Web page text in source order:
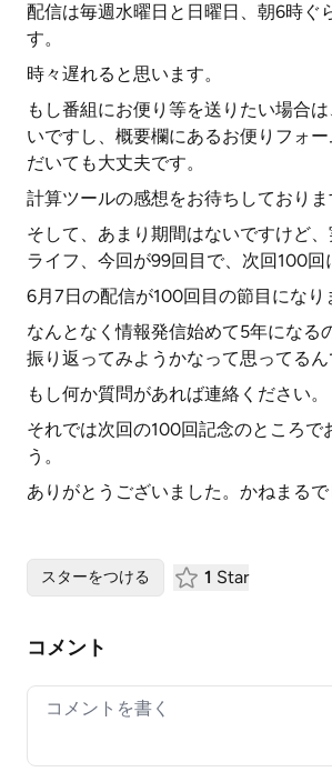
配信は毎週水曜日と日曜日、朝6時ぐ
す。
時々遅れると思います。
もし番組にお便り等を送りたい場合
いですし、概要欄にあるお便りフォ
だいても大丈夫です。
計算ツールの感想をお待ちしておりま
そして、あまり期間はないですけど
ライフ、今回が99回目で、次回100回
6月7日の配信が100回目の節目になり
なんとなく情報発信始めて5年になる
振り返ってみようかなって思ってるん
もし何か質問があれば連絡ください。
それでは次回の100回記念のところで
う。
ありがとうございました。かねまるで
スターをつける 1 Star
コメント
Your comment